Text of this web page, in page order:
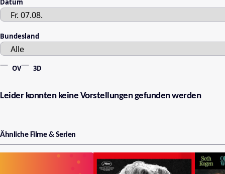
Datum
Bundesland
OV 3D
Leider konnten keine Vorstellungen gefunden werden
Ähnliche Filme & Serien